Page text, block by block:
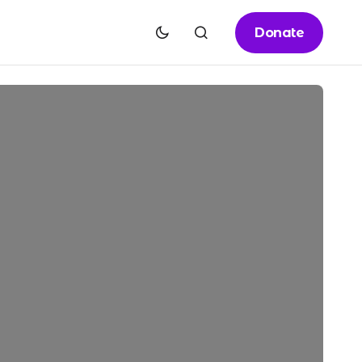
Donate